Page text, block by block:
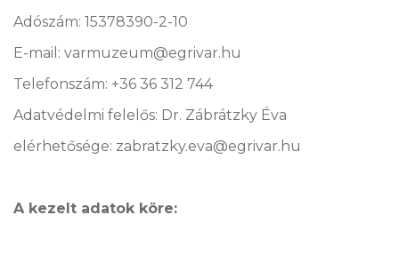
Adószám: 15378390-2-10
E-mail: varmuzeum@egrivar.hu
Telefonszám: +36 36 312 744
Adatvédelmi felelős: Dr. Zábrátzky Éva
elérhetősége: zabratzky.eva@egrivar.hu
A kezelt adatok köre: